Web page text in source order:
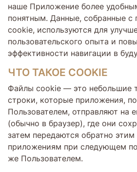
наше Приложение более
понятным. Данные, собранные
cookie, используются для
пользовательского опыта и
эффективности навигации в
ЧТО ТАКОЕ COOKIE
Файлы cookie — это небольшие
строки, которые приложения,
Пользователем, отправляют на
(обычно в браузер), где они
затем передаются обратно
приложениям при следующем
же Пользователем.